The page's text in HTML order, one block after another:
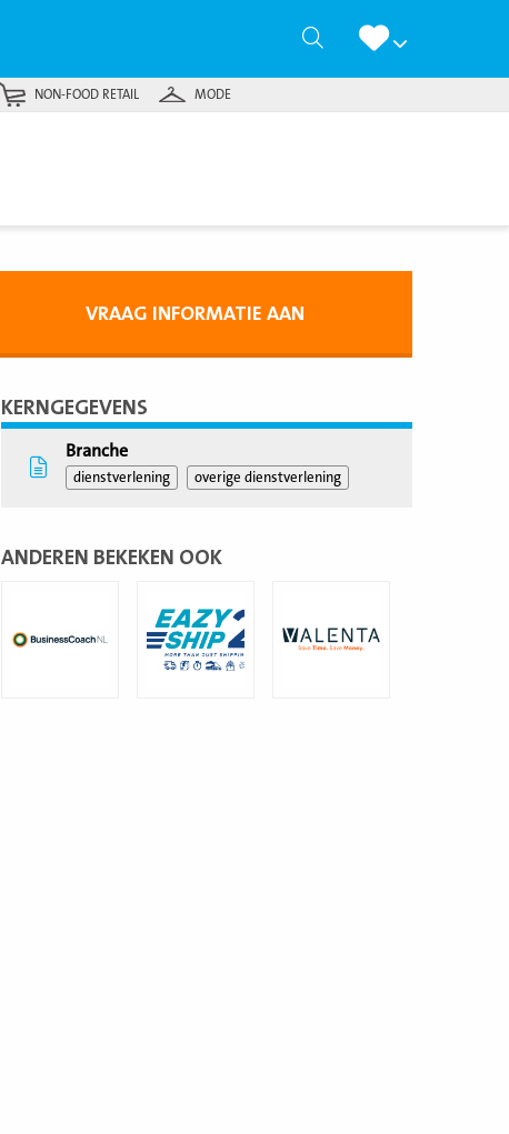
Zoeken
NON-FOOD RETAIL MODE
VRAAG INFORMATIE AAN
KERNGEGEVENS
Branche
dienstverlening overige dienstverlening
ANDEREN BEKEKEN OOK
meer